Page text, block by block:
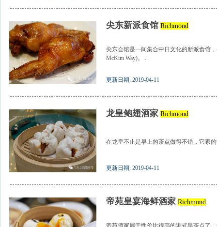
尖东新派食馆 Richmond
尖东会馆是一间集合中日文化的新派食馆
McKim Way)。...
更新日期: 2019-04-11
龙皇鲍翅酒家 Richmond
在龙皇不止是早上的茶点做得不错，它家
更新日期: 2019-04-11
帝苑皇宴海鲜酒家 Richmond
帝苑酒家属于性价比很高的港式早茶点了